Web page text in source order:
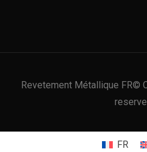
Revetement Métallique FR©
FR